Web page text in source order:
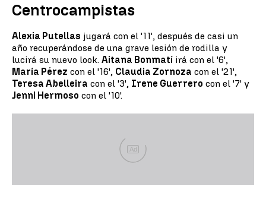
Centrocampistas
Alexia Putellas jugará con el '11', después de casi un
año recuperándose de una grave lesión de rodilla y
lucirá su nuevo look. Aitana Bonmatí irá con el '6',
María Pérez con el '16', Claudia Zornoza con el '21',
Teresa Abelleira con el '3', Irene Guerrero con el '7' y
Jenni Hermoso con el '10'.
Ad